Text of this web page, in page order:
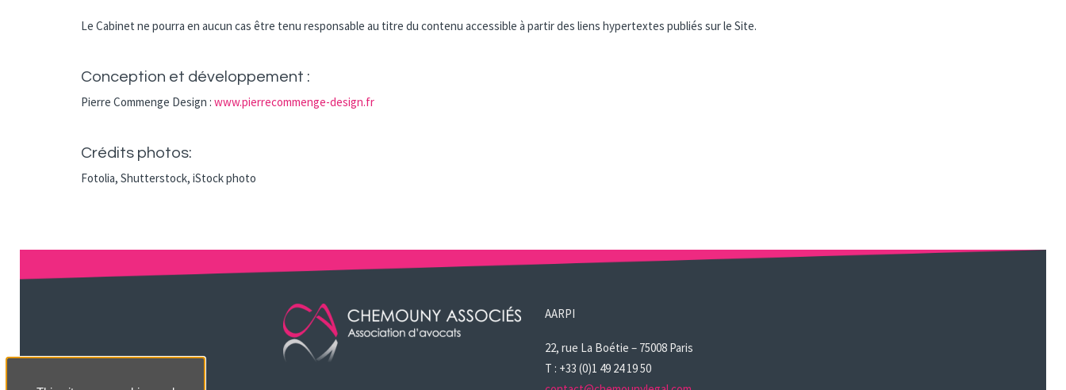
Le Cabinet ne pourra en aucun cas être tenu responsable au titre du contenu accessible à partir des liens hypertextes publiés sur le Site.
Conception et développement :
Pierre Commenge Design : www.pierrecommenge-design.fr
Crédits photos:
Fotolia, Shutterstock, iStock photo
AARPI
22, rue La Boétie – 75008 Paris
T : +33 (0)1 49 24 19 50